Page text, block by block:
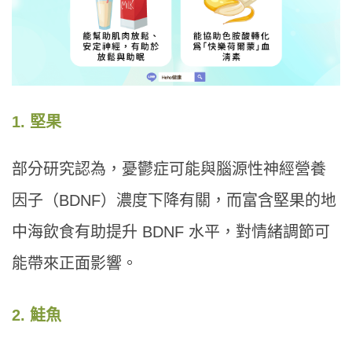
1. 堅果
部分研究認為，憂鬱症可能與腦源性神經營養
因子（BDNF）濃度下降有關，而富含堅果的地
中海飲食有助提升 BDNF 水平，對情緒調節可
能帶來正面影響。
2. 鮭魚